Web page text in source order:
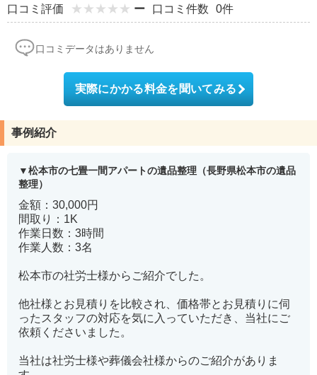
口コミ評価 ー 口コミ件数 0件
口コミデータはありません
実際にかかる料金を聞いてみる
事例紹介
松本市の七畳一間アパートの遺品整理（長野県松本市の遺品
整理）
金額：30,000円
間取り：1K
作業日数：3時間
作業人数：3名
松本市の社労士様からご紹介でした。
他社様とお見積りを比較され、価格帯とお見積りに伺
ったスタッフの対応を気に入っていただき、当社にご
依頼くださいました。
当社は社労士様や葬儀会社様からのご紹介がありま